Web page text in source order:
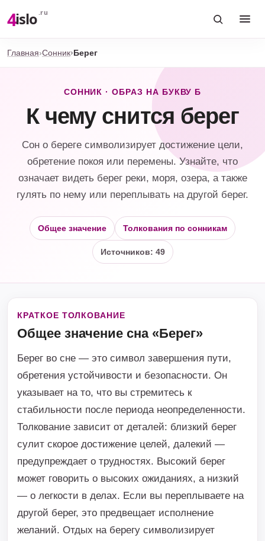
4islo .ru
Главная Сонник Берег
СОННИК · ОБРАЗ НА БУКВУ Б
К чему снится берег
Сон о береге символизирует достижение цели,
обретение покоя или перемены. Узнайте, что
означает видеть берег реки, моря, озера, а также
гулять по нему или переплывать на другой берег.
Общее значение Толкования по сонникам
Источников: 49
КРАТКОЕ ТОЛКОВАНИЕ
Общее значение сна «Берег»
Берег во сне — это символ завершения пути,
обретения устойчивости и безопасности. Он
указывает на то, что вы стремитесь к
стабильности после периода неопределенности.
Толкование зависит от деталей: близкий берег
сулит скорое достижение целей, далекий —
предупреждает о трудностях. Высокий берег
может говорить о высоких ожиданиях, а низкий
— о легкости в делах. Если вы переплываете на
другой берег, это предвещает исполнение
желаний. Отдых на берегу символизирует